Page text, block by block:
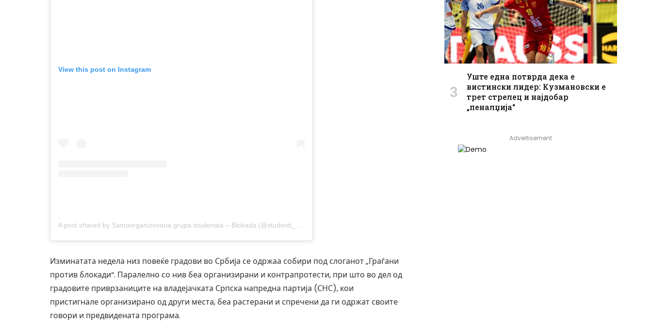
View this post on Instagram
A post shared by Samoorganizovana grupa studenata – Blokada (@studenti_u_blokadi)
Изминатата недела низ повеќе градови во Србија се одржаа собири под слоганот „Граѓани
против блокади“. Паралелно со нив беа организирани и контрапротести, при што во дел од
градовите приврзаниците на владејачката Српска напредна партија (СНС), кои
пристигнале организирано од други места, беа растерани и спречени да ги одржат своите
говори и предвидената програма.
Уште една потврда дека е
вистински лидер: Кузмановски е
трет стрелец и најдобар
„пеналџија“
Advertisement